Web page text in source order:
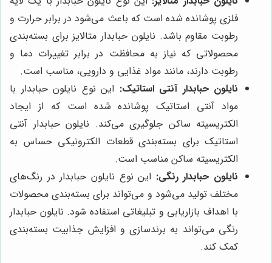
فلزی پوشانده شده است که باعث می‌شود در برابر حرارت و
رطوبت مقاوم باشد. نایلون حبابدار متالایز برای بسته‌بندی
محصولاتی که نیاز به محافظت در برابر تغییرات دما و
رطوبت دارند، مانند مواد غذایی و دارویی، مناسب است.
نایلون حبابدار آنتی استاتیک: این نوع نایلون حبابدار با
مواد آنتی استاتیک پوشانده شده است که از ایجاد
الکتریسیته ساکن جلوگیری می‌کند. نایلون حبابدار آنتی
استاتیک برای بسته‌بندی قطعات الکترونیکی حساس به
الکتریسیته ساکن مناسب است.
نایلون حبابدار رنگی: این نوع نایلون حبابدار در رنگ‌های
مختلف تولید می‌شود و می‌تواند برای بسته‌بندی محصولات
با اهداف بازاریابی و تبلیغاتی استفاده شود. نایلون حبابدار
رنگی می‌تواند به برندسازی و افزایش جذابیت بسته‌بندی
کمک کند.